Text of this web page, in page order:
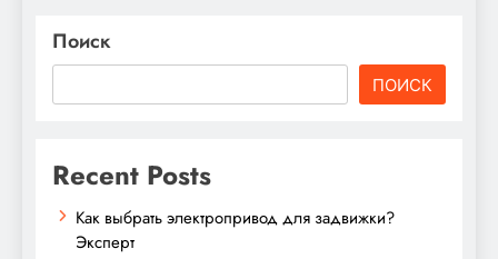
Поиск
ПОИСК
Recent Posts
Как выбрать электропривод для задвижки?
Эксперт